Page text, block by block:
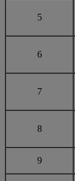
5
6
7
8
9